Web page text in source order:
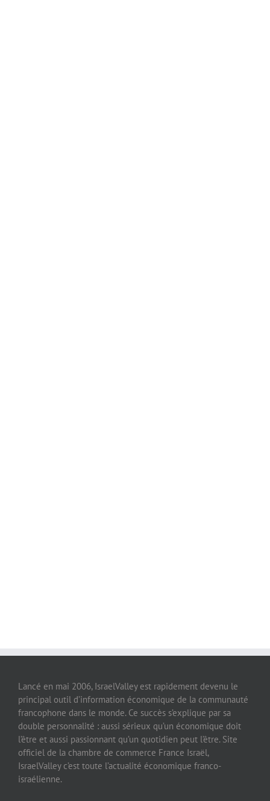
Lancé en mai 2006, IsraelValley est rapidement devenu le
principal outil d’information économique de la communauté
francophone dans le monde. Ce succès s’explique par sa
double personnalité : aussi sérieux qu’un économique doit
l’être et aussi passionnant qu’un quotidien peut l’être. Site
officiel de la chambre de commerce France Israël,
IsraelValley c’est toute l’actualité économique franco-
israélienne.